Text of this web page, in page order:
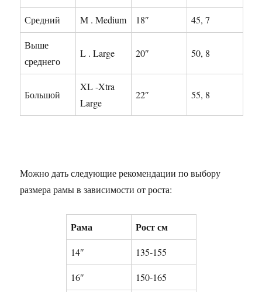
Средний M . Medium 18″ 45, 7
Выше
среднего
L . Large 20″ 50, 8
Большой
XL -Xtra
Large
22″ 55, 8
Можно дать следующие рекомендации по выбору
размера рамы в зависимости от роста:
Рама Рост см
14″ 135-155
16″ 150-165